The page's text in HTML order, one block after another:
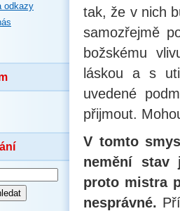
odkazy
tak, že v nich
samozřejmě
božskému
láskou a s
uvedené
přijmout.
V tomto
nemění stav
proto mistra
nesprávné.